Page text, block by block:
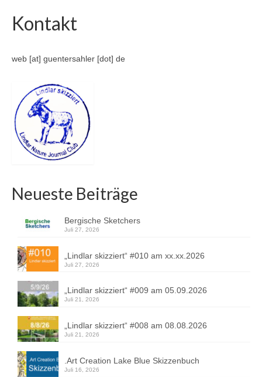
Kontakt
web [at] guentersahler [dot] de
Neueste Beiträge
Bergische Sketchers
Juli 27, 2026
„Lindlar skizziert“ #010 am xx.xx.2026
Juli 27, 2026
„Lindlar skizziert“ #009 am 05.09.2026
Juli 21, 2026
„Lindlar skizziert“ #008 am 08.08.2026
Juli 21, 2026
.Art Creation Lake Blue Skizzenbuch
Juli 16, 2026